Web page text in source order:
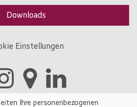
Downloads
Einstellungen
Ihre personenbezogenen